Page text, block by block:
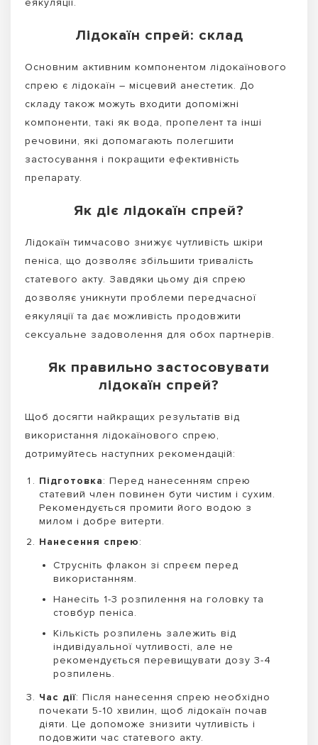
еякуляції.
Лідокаїн спрей: склад
Основним активним компонентом лідокаїнового
спрею є лідокаїн – місцевий анестетик. До
складу також можуть входити допоміжні
компоненти, такі як вода, пропелент та інші
речовини, які допомагають полегшити
застосування і покращити ефективність
препарату.
Як діє лідокаїн спрей?
Лідокаїн тимчасово знижує чутливість шкіри
пеніса, що дозволяє збільшити тривалість
статевого акту. Завдяки цьому дія спрею
дозволяє уникнути проблеми передчасної
еякуляції та дає можливість продовжити
сексуальне задоволення для обох партнерів.
Як правильно застосовувати
лідокаїн спрей?
Щоб досягти найкращих результатів від
використання лідокаїнового спрею,
дотримуйтесь наступних рекомендацій:
Підготовка: Перед нанесенням спрею
статевий член повинен бути чистим і сухим.
Рекомендується промити його водою з
милом і добре витерти.
Нанесення спрею:
Струсніть флакон зі спреєм перед
використанням.
Нанесіть 1-3 розпилення на головку та
стовбур пеніса.
Кількість розпилень залежить від
індивідуальної чутливості, але не
рекомендується перевищувати дозу 3-4
розпилень.
Час дії: Після нанесення спрею необхідно
почекати 5-10 хвилин, щоб лідокаїн почав
діяти. Це допоможе знизити чутливість і
подовжити час статевого акту.